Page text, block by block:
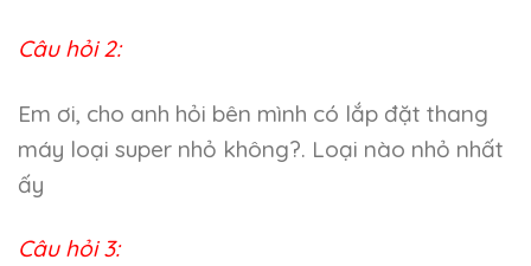
Câu hỏi 2:
Em ơi, cho anh hỏi bên mình có lắp đặt thang
máy loại super nhỏ không?. Loại nào nhỏ nhất
ấy
Câu hỏi 3: